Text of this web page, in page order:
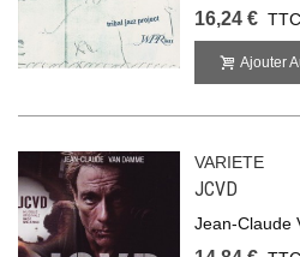
16,24 € TTC
Ajouter
VARIETE
JCVD
Jean-Claude